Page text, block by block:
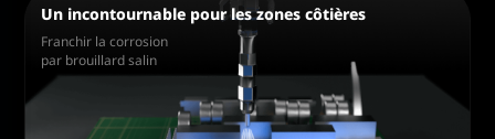
Un incontournable pour les zones côtières
Franchir la corrosion
par brouillard salin